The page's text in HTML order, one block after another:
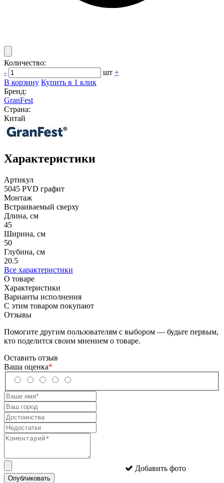
Количество:
-
шт +
В корзину Купить в 1 клик
Бренд:
GranFest
Страна:
Китай
Характеристики
Артикул
5045 PVD графит
Монтаж
Встраиваемый сверху
Длина, см
45
Ширина, см
50
Глубина, см
20.5
Все характеристики
О товаре
Характеристики
Варианты исполнения
С этим товаром покупают
Отзывы
Помогите другим пользователям с выбором — будьте первым,
кто поделится своим мнением о товаре.
Оставить отзыв
Ваша оценка*
Добавить фото
Опубликовать